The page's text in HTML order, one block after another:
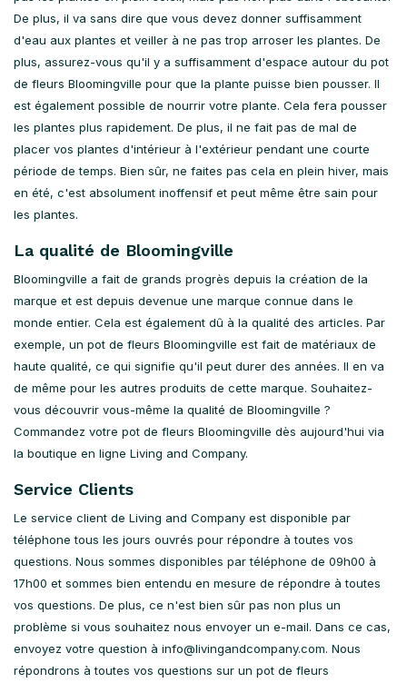
De plus, il va sans dire que vous devez donner suffisamment
d'eau aux plantes et veiller à ne pas trop arroser les plantes. De
plus, assurez-vous qu'il y a suffisamment d'espace autour du pot
de fleurs Bloomingville pour que la plante puisse bien pousser. Il
est également possible de nourrir votre plante. Cela fera pousser
les plantes plus rapidement. De plus, il ne fait pas de mal de
placer vos plantes d'intérieur à l'extérieur pendant une courte
période de temps. Bien sûr, ne faites pas cela en plein hiver, mais
en été, c'est absolument inoffensif et peut même être sain pour
les plantes.
La qualité de Bloomingville
Bloomingville a fait de grands progrès depuis la création de la
marque et est depuis devenue une marque connue dans le
monde entier. Cela est également dû à la qualité des articles. Par
exemple, un pot de fleurs Bloomingville est fait de matériaux de
haute qualité, ce qui signifie qu'il peut durer des années. Il en va
de même pour les autres produits de cette marque. Souhaitez-
vous découvrir vous-même la qualité de Bloomingville ?
Commandez votre pot de fleurs Bloomingville dès aujourd'hui via
la boutique en ligne Living and Company.
Service Clients
Le service client de Living and Company est disponible par
téléphone tous les jours ouvrés pour répondre à toutes vos
questions. Nous sommes disponibles par téléphone de 09h00 à
17h00 et sommes bien entendu en mesure de répondre à toutes
vos questions. De plus, ce n'est bien sûr pas non plus un
problème si vous souhaitez nous envoyer un e-mail. Dans ce cas,
envoyez votre question à info@livingandcompany.com. Nous
répondrons à toutes vos questions sur un pot de fleurs